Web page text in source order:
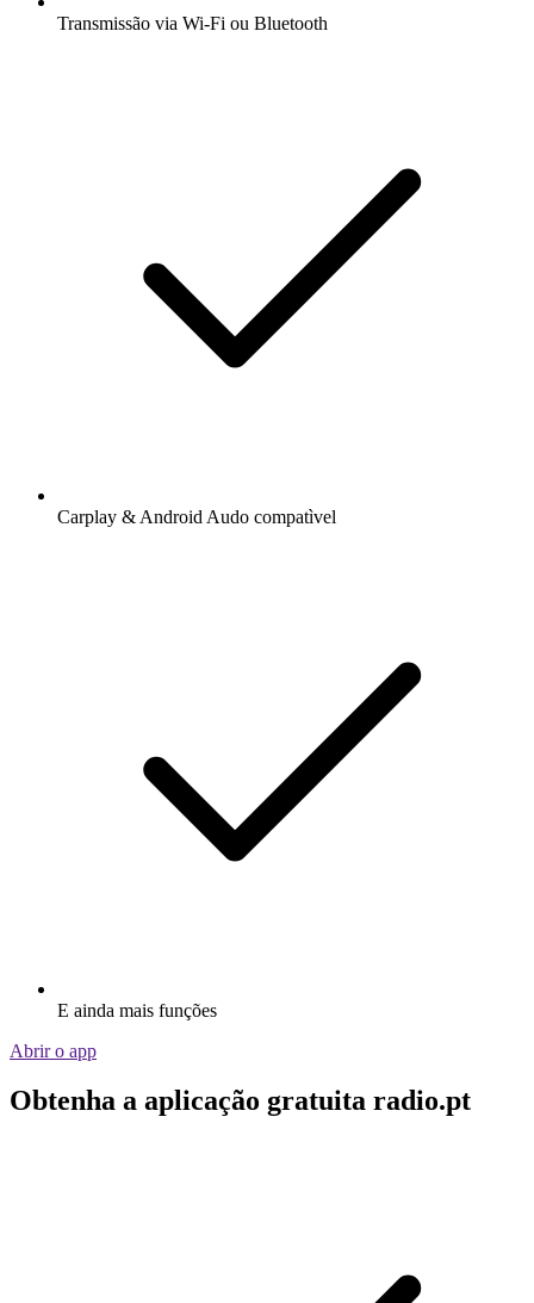
Transmissão via Wi-Fi ou Bluetooth
Carplay & Android Audo compatìvel
E ainda mais funções
Abrir o app
Obtenha a aplicação gratuita radio.pt